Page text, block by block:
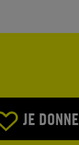
JE DONNE